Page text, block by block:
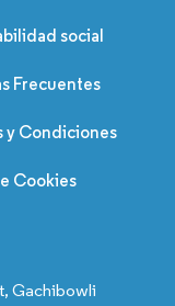
social
Frecuentes
y Condiciones
Cookies
Gachibowli